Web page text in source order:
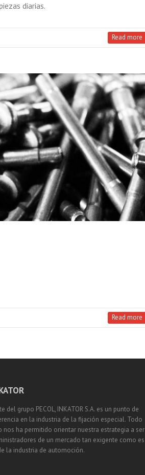
diarias.
Read more
Read more
del grupo PECOL, INKATOR S.A. es un punto de
en la industria de la fijación especial. Todo
nos ha permitido orientar nuestra estrategia a ser
de un mercado tan exigente como es
la industria de automoción.